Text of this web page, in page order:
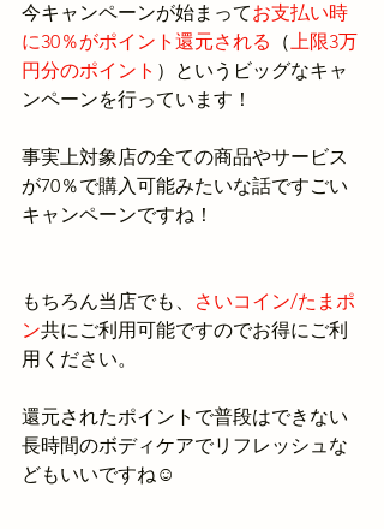
今キャンペーンが始まってお支払い時
に30％がポイント還元される
（上限3万
円分のポイント ）というビッグなキャ
ンペーンを行っています！
事実上対象店の全ての商品やサービス
が70％で購入可能みたいな話ですごい
キャンペーンですね！
もちろん当店でも、
さいコイン/たまポ
ン共にご利用可能ですのでお得にご利
用ください。
還元されたポイントで普段はできない
長時間のボディケアでリフレッシュな
どもいいですね☺